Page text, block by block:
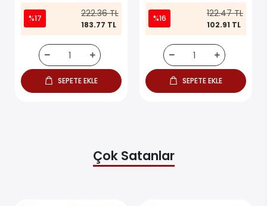
%17 222.36 TL
183.77 TL
SEPETE EKLE
%16 122.47 TL
102.91 TL
SEPETE EKLE
Çok Satanlar